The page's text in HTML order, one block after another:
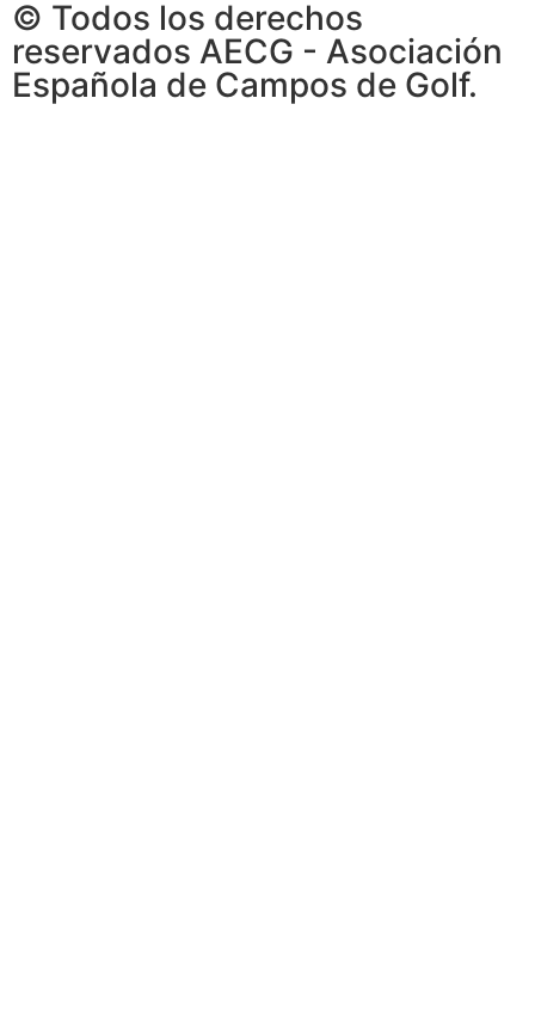
© Todos los derechos
reservados AECG - Asociación
Española de Campos de Golf.